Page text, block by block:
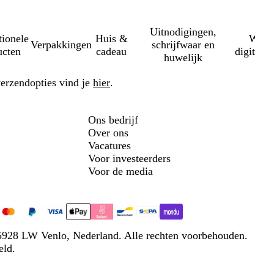
Verpakkingen
Huis &
cadeau
Uitnodigingen,
schrijfwaar en
huwelijk
vind je hier.
Ons bedrijf
Over ons
Vacatures
Voor investeerders
Voor de media
LW Venlo, Nederland. Alle rechten voorbehouden.